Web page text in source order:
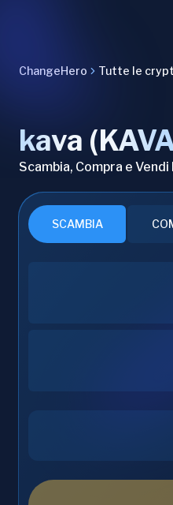
ChangeHero Tutte le
kava
Scambia, Compra e
SCAMBIA